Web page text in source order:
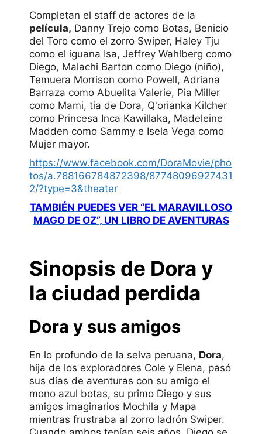
Completan el staff de actores de la
película, Danny Trejo como Botas, Benicio
del Toro como el zorro Swiper, Haley Tju
como el iguana Isa, Jeffrey Wahlberg como
Diego, Malachi Barton como Diego (niño),
Temuera Morrison como Powell, Adriana
Barraza como Abuelita Valerie, Pia Miller
como Mami, tía de Dora, Q'orianka Kilcher
como Princesa Inca Kawillaka, Madeleine
Madden como Sammy e Isela Vega como
Mujer mayor.
https://www.facebook.com/DoraMovie/pho
tos/a.788166784872398/87748096927431
2/?type=3&theater
TAMBIÉN PUEDES VER “EL MARAVILLOSO
MAGO DE OZ”, UN LIBRO DE AVENTURAS
Sinopsis de Dora y
la ciudad perdida
Dora y sus amigos
En lo profundo de la selva peruana, Dora,
hija de los exploradores Cole y Elena, pasó
sus días de aventuras con su amigo el
mono azul botas, su primo Diego y sus
amigos imaginarios Mochila y Mapa
mientras frustraba al zorro ladrón Swiper.